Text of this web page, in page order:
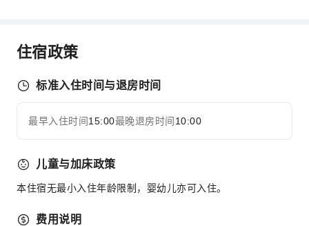
住宿政策
标准入住时间与退房时间
最早入住时间15:00最晚退房时间 10:00
儿童与加床政策
本住宿无最小入住年龄限制，婴幼儿亦可入住。
费用说明